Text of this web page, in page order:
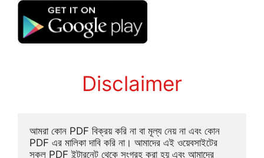
Disclaimer
আমরা কোন PDF বিক্রয় করি না বা মূল্য নেয় না এবং কোন
PDF এর মালিকা দাবি করি না। আমাদের এই ওয়েবসাইটের
সকল PDF ইন্টারনেট থেকে সংগ্রহ করা হয় এবং আমাদের